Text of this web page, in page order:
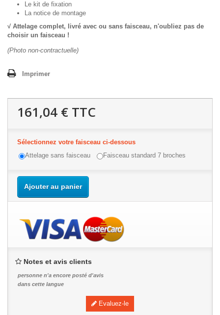
Le kit de fixation
La notice de montage
√ Attelage complet, livré avec ou sans faisceau, n'oubliez pas de
choisir un faisceau !
(Photo non-contractuelle)
Imprimer
161,04 € TTC
Sélectionnez votre faisceau ci-dessous
Attelage sans faisceau
Faisceau standard 7 broches
Ajouter au panier
Notes et avis clients
personne n'a encore posté d'avis
dans cette langue
Evaluez-le